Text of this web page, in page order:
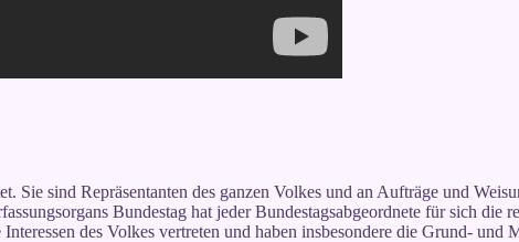
Sie sind Repräsentanten des ganzen Volkes und an Aufträge und
Bundestag hat jeder Bundestagsabgeordnete für sich
des Volkes vertreten und haben insbesondere die Grund- und